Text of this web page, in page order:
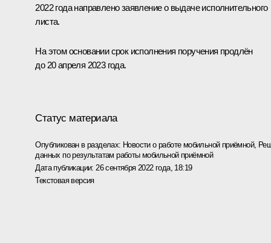
2022 года направлено заявление о выдаче исполнительного
листа.
На этом основании срок исполнения поручения продлён
до 20 апреля 2023 года.
Статус материала
Опубликован в разделах: Новости о работе мобильной приёмной,
данных по результатам работы мобильной приёмной
Дата публикации: 26 сентября 2022 года, 18:19
Текстовая версия